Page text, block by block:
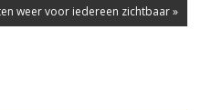
weer voor iedereen zichtbaar »